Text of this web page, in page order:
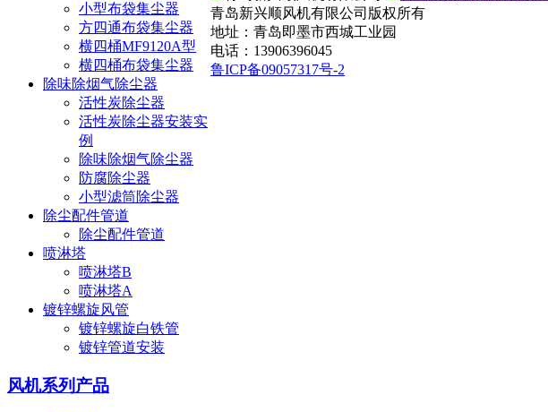
小型布袋集尘器
方四通布袋集尘器
横四桶MF9120A型
横四桶布袋集尘器
除味除烟气除尘器
活性炭除尘器
活性炭除尘器安装实
例
除味除烟气除尘器
防腐除尘器
小型滤筒除尘器
除尘配件管道
除尘配件管道
喷淋塔
喷淋塔B
喷淋塔A
镀锌螺旋风管
镀锌螺旋白铁管
镀锌管道安装
风机系列产品
青岛新兴顺风机有限公司 版权所有
地址：青岛即墨市西城工业园
电话：13906396045
鲁ICP备09057317号-2